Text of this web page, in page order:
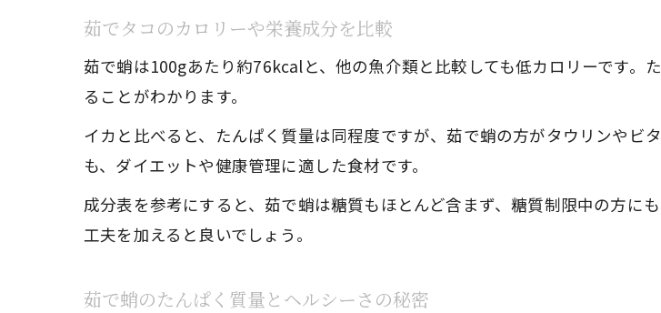
茹でタコのカロリーや栄養成分を比較
茹で蛸は100gあたり約76kcalと、他の魚介類と比較しても低カロリーです
ることがわかります。
イカと比べると、たんぱく質量は同程度ですが、茹で蛸の方がタウリンやビ
も、ダイエットや健康管理に適した食材です。
成分表を参考にすると、茹で蛸は糖質もほとんど含まず、糖質制限中の方に
工夫を加えると良いでしょう。
茹で蛸のたんぱく質量とヘルシーさの秘密